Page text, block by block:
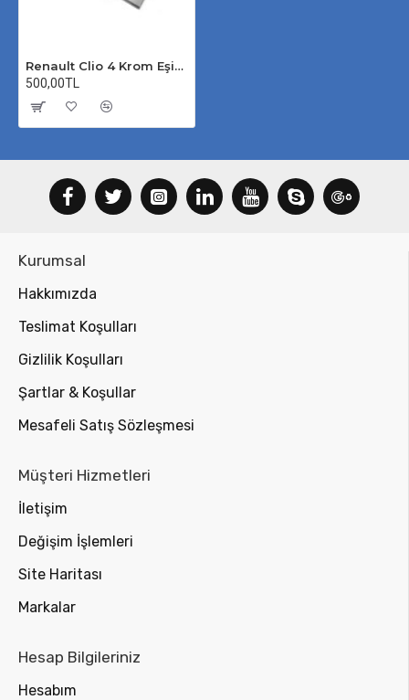
Renault Clio 4 Krom Eşik 2012-2020
500,00TL
Kurumsal
Hakkımızda
Teslimat Koşulları
Gizlilik Koşulları
Şartlar & Koşullar
Mesafeli Satış Sözleşmesi
Müşteri Hizmetleri
İletişim
Değişim İşlemleri
Site Haritası
Markalar
Hesap Bilgileriniz
Hesabım